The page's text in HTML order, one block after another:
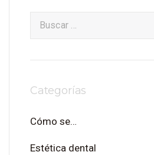
Categorías
Cómo se…
Estética dental